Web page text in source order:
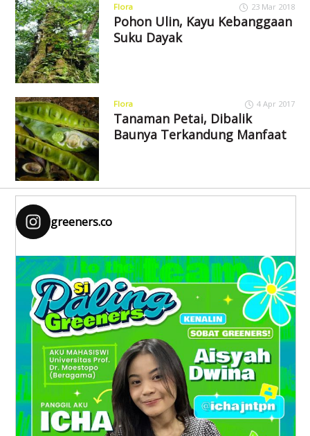
Flora 23 Mar 2018
Pohon Ulin, Kayu Kebanggaan
Suku Dayak
Flora 4 Apr 2017
Tanaman Petai, Dibalik
Baunya Terkandung Manfaat
greeners.co